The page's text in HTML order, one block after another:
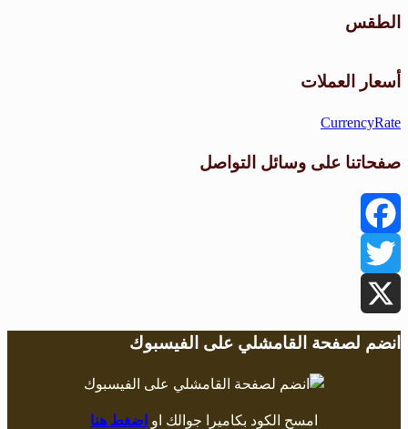
الطقس
أسعار العملات
CurrencyRate
صفحاتنا على وسائل التواصل
Facebook
Twitter
X
انضم لصفحة القامشلي على الفيسبوك
امسح الكود بكاميرا جوالك او اضغط هنا